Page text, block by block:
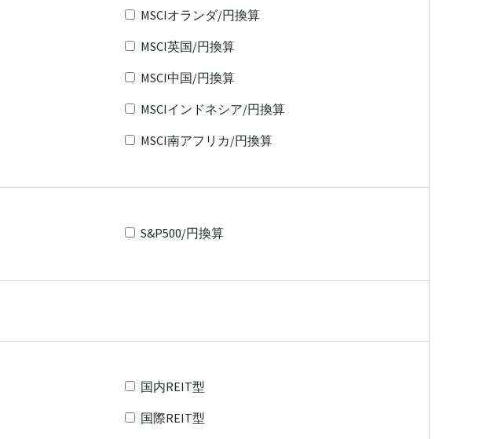
MSCIオランダ/円換算
MSCI英国/円換算
MSCI中国/円換算
MSCIインドネシア/円換算
MSCI南アフリカ/円換算
S&P500/円換算
国内REIT型
国際REIT型